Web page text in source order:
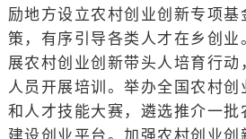
励地方设立农村创业创新专项
策，有序引导各类人才在乡创
展农村创业创新带头人培育行动
人员开展培训。举办全国农村创
和人才技能大赛，遴选推介一批